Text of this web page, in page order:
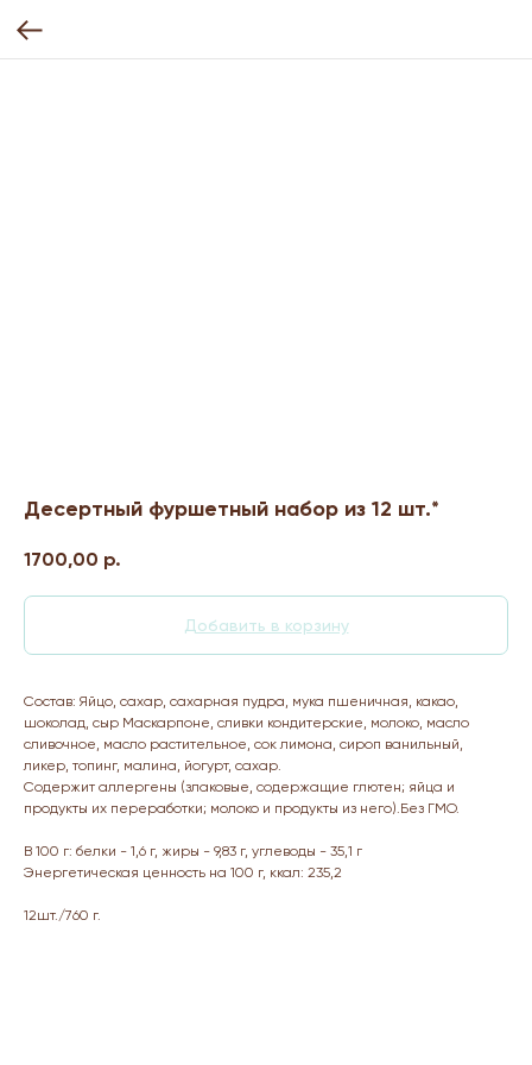
Десертный фуршетный набор из 12 шт.*
1700,00 р.
Добавить в корзину
Состав: Яйцо, сахар, сахарная пудра, мука пшеничная, какао,
шоколад, сыр Маскарпоне, сливки кондитерские, молоко, масло
сливочное, масло растительное, сок лимона, сироп ванильный,
ликер, топинг, малина, йогурт, сахар.
Содержит аллергены (злаковые, содержащие глютен; яйца и
продукты их переработки; молоко и продукты из него).Без ГМО.
В 100 г: белки - 1,6 г, жиры - 9,83 г, углеводы - 35,1 г
Энергетическая ценность на 100 г, ккал: 235,2
12шт./760 г.